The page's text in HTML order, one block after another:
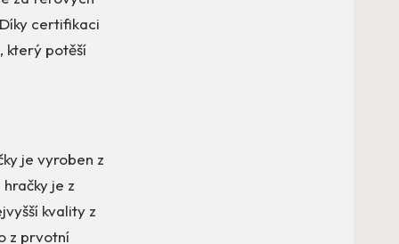
certifikaci
který potěší
je vyroben z
je z
kvality z
z prvotní